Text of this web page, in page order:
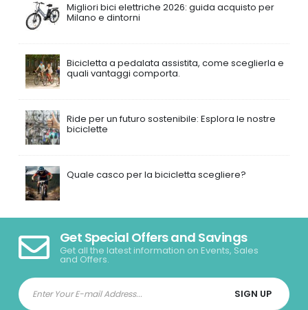
Migliori bici elettriche 2026: guida acquisto per
Milano e dintorni
Bicicletta a pedalata assistita, come sceglierla e
quali vantaggi comporta.
Ride per un futuro sostenibile: Esplora le nostre
biciclette
Quale casco per la bicicletta scegliere?
Get Special Offers and Savings
Get all the latest information on Events, Sales
and Offers.